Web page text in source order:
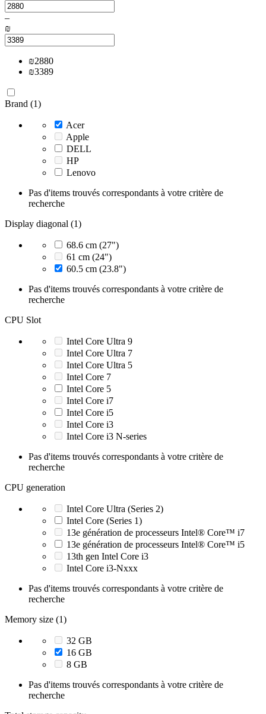
–
₪
₪2880
₪3389
Brand (1)
Acer
Apple
DELL
HP
Lenovo
Pas d'items trouvés correspondants à votre critère de
recherche
Display diagonal (1)
68.6 cm (27")
61 cm (24")
60.5 cm (23.8")
Pas d'items trouvés correspondants à votre critère de
recherche
CPU Slot
Intel Core Ultra 9
Intel Core Ultra 7
Intel Core Ultra 5
Intel Core 7
Intel Core 5
Intel Core i7
Intel Core i5
Intel Core i3
Intel Core i3 N-series
Pas d'items trouvés correspondants à votre critère de
recherche
CPU generation
Intel Core Ultra (Series 2)
Intel Core (Series 1)
13e génération de processeurs Intel® Core™ i7
13e génération de processeurs Intel® Core™ i5
13th gen Intel Core i3
Intel Core i3-Nxxx
Pas d'items trouvés correspondants à votre critère de
recherche
Memory size (1)
32 GB
16 GB
8 GB
Pas d'items trouvés correspondants à votre critère de
recherche